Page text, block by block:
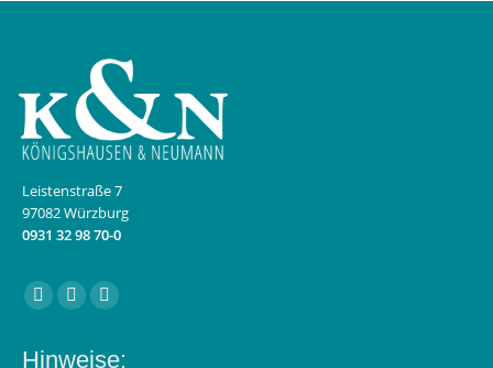
Leistenstraße 7
97082 Würzburg
0931 32 98 70-0
Finden Sie uns auf:
FacebookInstagram
E-
Hinweise: